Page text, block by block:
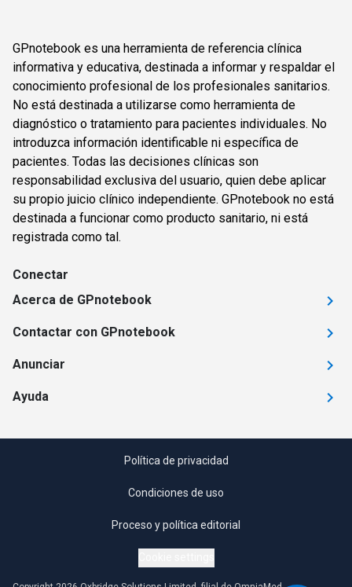
GPnotebook es una herramienta de referencia clínica
informativa y educativa, destinada a informar y respaldar el
conocimiento profesional de los profesionales sanitarios.
No está destinada a utilizarse como herramienta de
diagnóstico o tratamiento para pacientes individuales. No
introduzca información identificable ni específica de
pacientes. Todas las decisiones clínicas son
responsabilidad exclusiva del usuario, quien debe aplicar
su propio juicio clínico independiente. GPnotebook no está
destinada a funcionar como producto sanitario, ni está
registrada como tal.
Conectar
Acerca de GPnotebook
Contactar con GPnotebook
Anunciar
Ayuda
Política de privacidad
Condiciones de uso
Proceso y política editorial